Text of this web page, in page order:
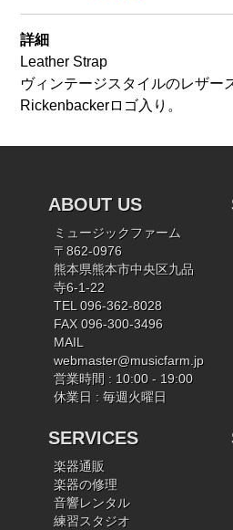
詳細
Leather Strap
ヴィンテージスタイルのレザー
Rickenbackerロゴ入り。
ABOUT US
ミュージックファーム
〒862-0976
熊本県熊本市中央区九品
寺6-1-22
TEL 096-362-8028
FAX 096-300-3496
MAIL
webmaster@musicfarm.jp
営業時間 : 10:00 - 19:00
休業日 : 毎週火曜日
SERVICES
楽器通販
楽器の修理
音響レンタル
練習スタジオ